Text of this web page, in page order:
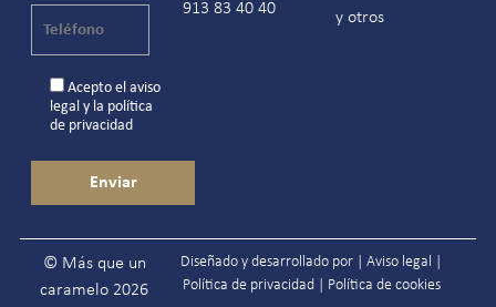
Acepto el aviso
legal y la política
de privacidad
913 83 40 40
y otros
© Más que un
caramelo 2026
Diseñado y desarrollado por |Aviso legal
Política de privacidad
Política de cookies